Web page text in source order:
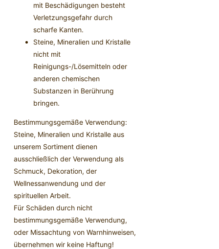
mit Beschädigungen besteht
Verletzungsgefahr durch
scharfe Kanten.
Steine, Mineralien und Kristalle
nicht mit
Reinigungs-/Lösemitteln oder
anderen chemischen
Substanzen in Berührung
bringen.
Bestimmungsgemäße Verwendung:
Steine, Mineralien und Kristalle aus
unserem Sortiment dienen
ausschließlich der Verwendung als
Schmuck, Dekoration, der
Wellnessanwendung und der
spirituellen Arbeit.
Für Schäden durch nicht
bestimmungsgemäße Verwendung,
oder Missachtung von Warnhinweisen,
übernehmen wir keine Haftung!